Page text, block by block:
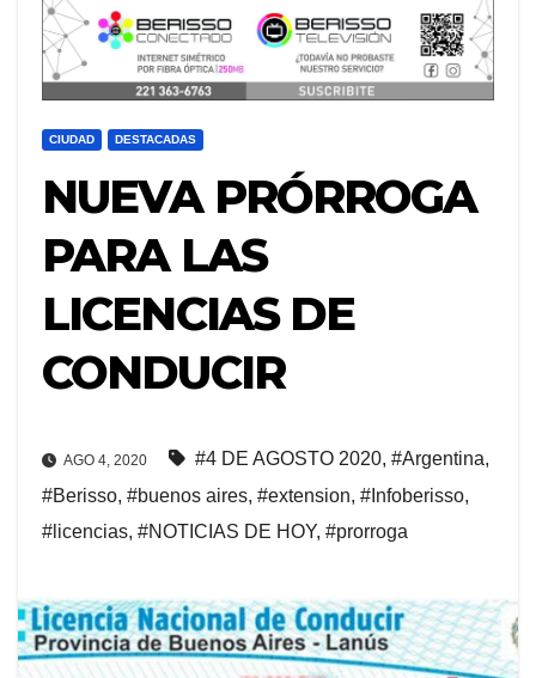
CIUDAD DESTACADAS
NUEVA PRÓRROGA
PARA LAS
LICENCIAS DE
CONDUCIR
AGO 4, 2020 #4 DE AGOSTO 2020, #Argentina,
#Berisso, #buenos aires, #extension, #Infoberisso,
#licencias, #NOTICIAS DE HOY, #prorroga